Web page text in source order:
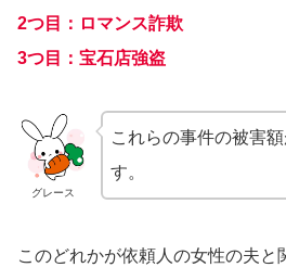
2つ目：ロマンス詐欺
3つ目：宝石店強盗
グレース
これらの事件の被害
す。
このどれかが依頼人の女性の夫と